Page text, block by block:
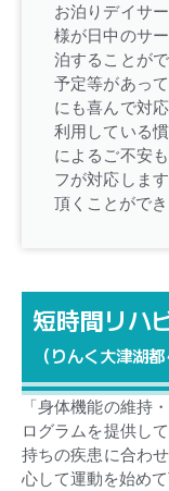
お泊りデイサ
様が日中のサ
泊することが
予定等があっ
にも喜んで対
利用している
によるご不安
フが対応しま
頂くことができ
短時間リハ
（りんく大津湖都
「身体機能の維持
ログラムを提供し
持ちの疾患に合わ
心して運動を始めて